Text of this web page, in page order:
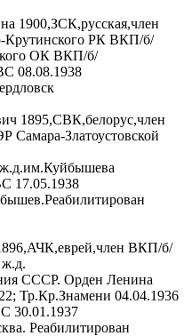
1900,ЗСК,русская,член
Крутинского РК ВКП/б/
ОК ВКП/б/
08.08.1938
1895,СВК,белорус,член
Самара-Златоустовской
17.05.1938
ВКП/б/
ж.д.
СССР. Орден Ленина
Тр.Кр.Знамени 04.04.1936
30.01.1937
Реабилитирован